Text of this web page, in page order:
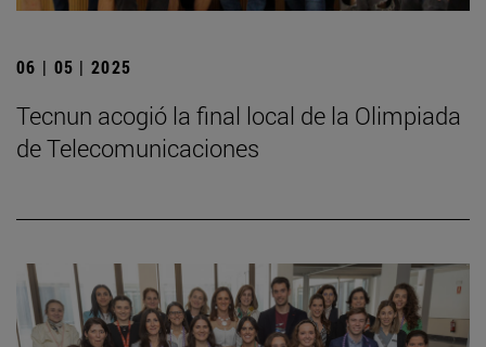
06 | 05 | 2025
­Tecnun acogió la final local de la Olimpiada
de Telecomunicaciones